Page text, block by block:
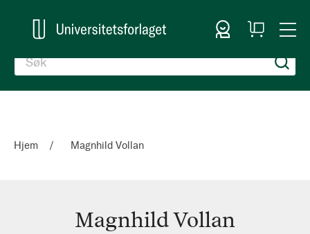
Logg inn
Handlekurv
Hjem Magnhild Vollan
Magnhild Vollan